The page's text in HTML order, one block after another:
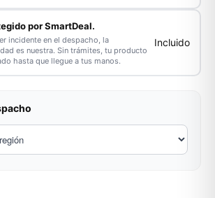
por SmartDeal.
incidente en el despacho, la
es nuestra. Sin trámites, tu producto
hasta que llegue a tus manos.
Incluido